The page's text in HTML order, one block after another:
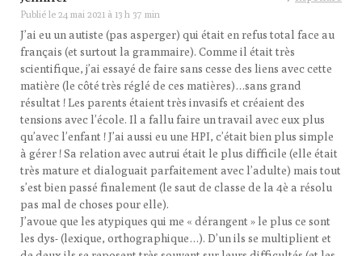
Publié le 24 mai 2021 à 13 h 37 min
J’ai eu un autiste (pas asperger) qui était en refus total face au
français (et surtout la grammaire). Comme il était très
scientifique, j’ai essayé de faire sans cesse des liens avec cette
matière (le côté très réglé de ces matières)…sans grand
résultat ! Les parents étaient très invasifs et créaient des
tensions avec l’école. Il a fallu faire un travail avec eux plus
qu’avec l’enfant ! J’ai aussi eu une HPI, c’était bien plus simple
à gérer ! Sa relation avec autrui était le plus difficile (elle était
très mature et dialoguait parfaitement avec l’adulte) mais tout
s’est bien passé finalement (le saut de classe de la 4è a résolu
pas mal de choses pour elle).
J’avoue que les atypiques qui me « dérangent » le plus ce sont
les dys- (lexique, orthographique…). D’un ils se multiplient et